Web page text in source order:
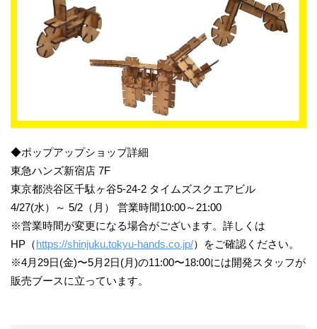
◆ポップアップショップ詳細
東急ハンズ新宿店 7F
東京都渋谷区千駄ヶ谷5-24-2 タイムズスクエアビル
4/27(水）～ 5/2（月） 営業時間10:00～21:00
※営業時間が変更になる場合がございます。詳しくは
HP（https://shinjuku.tokyu-hands.co.jp/）をご確認ください。
※4月29日(金)〜5月2日(月)の11:00〜18:00には開発スタッフが
販売ブースに立っています。